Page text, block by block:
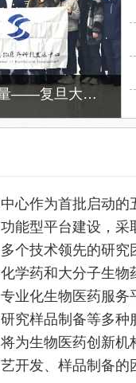
共建观影《望道》，感受真理力量——复旦大学药学院党委与上海..
市科技工作党委巡察组对市生物医药科技发展中心党总支巡察“回..
中心作为首批启动的
功能型平台建设，采
多个技术领先的研究
化学药和大分子生物
专业化生物医药服务
研究样品制备等多种
将为生物医药创新机
艺开发、样品制备的